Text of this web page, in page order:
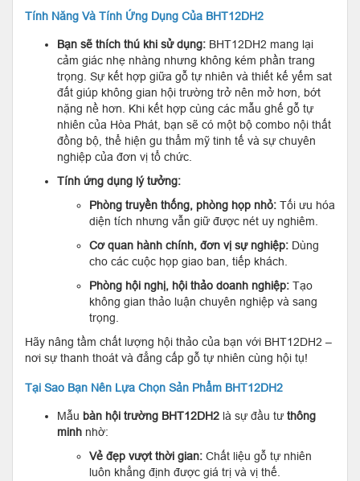
Tính Năng Và Tính Ứng Dụng Của BHT12DH2
Bạn sẽ thích thú khi sử dụng: BHT12DH2 mang lại
cảm giác nhẹ nhàng nhưng không kém phần trang
trọng. Sự kết hợp giữa gỗ tự nhiên và thiết kế yếm sat
đất giúp không gian hội trường trở nên mở hơn, bớt
nặng nề hơn. Khi kết hợp cùng các mẫu ghế gỗ tự
nhiên của Hòa Phát, bạn sẽ có một bộ combo nội thất
đồng bộ, thể hiện gu thẩm mỹ tinh tế và sự chuyên
nghiệp của đơn vị tổ chức.
Tính ứng dụng lý tưởng:
Phòng truyền thống, phòng họp nhỏ: Tối ưu hóa
diện tích nhưng vẫn giữ được nét uy nghiêm.
Cơ quan hành chính, đơn vị sự nghiệp: Dùng
cho các cuộc họp giao ban, tiếp khách.
Phòng hội nghị, hội thảo doanh nghiệp: Tạo
không gian thảo luận chuyên nghiệp và sang
trọng.
Hãy nâng tầm chất lượng hội thảo của bạn với BHT12DH2 –
nơi sự thanh thoát và đẳng cấp gỗ tự nhiên cùng hội tụ!
Tại Sao Bạn Nên Lựa Chọn Sản Phẩm BHT12DH2
Mẫu bàn hội trường BHT12DH2 là sự đầu tư thông
minh nhờ:
Vẻ đẹp vượt thời gian: Chất liệu gỗ tự nhiên
luôn khẳng định được giá trị và vị thế.